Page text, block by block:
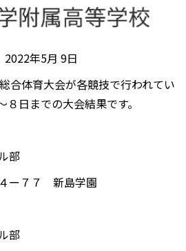
年5月 9日
合体育大会が各競技で行われてい
日までの大会結果です。
部
７７ 新島学園
部